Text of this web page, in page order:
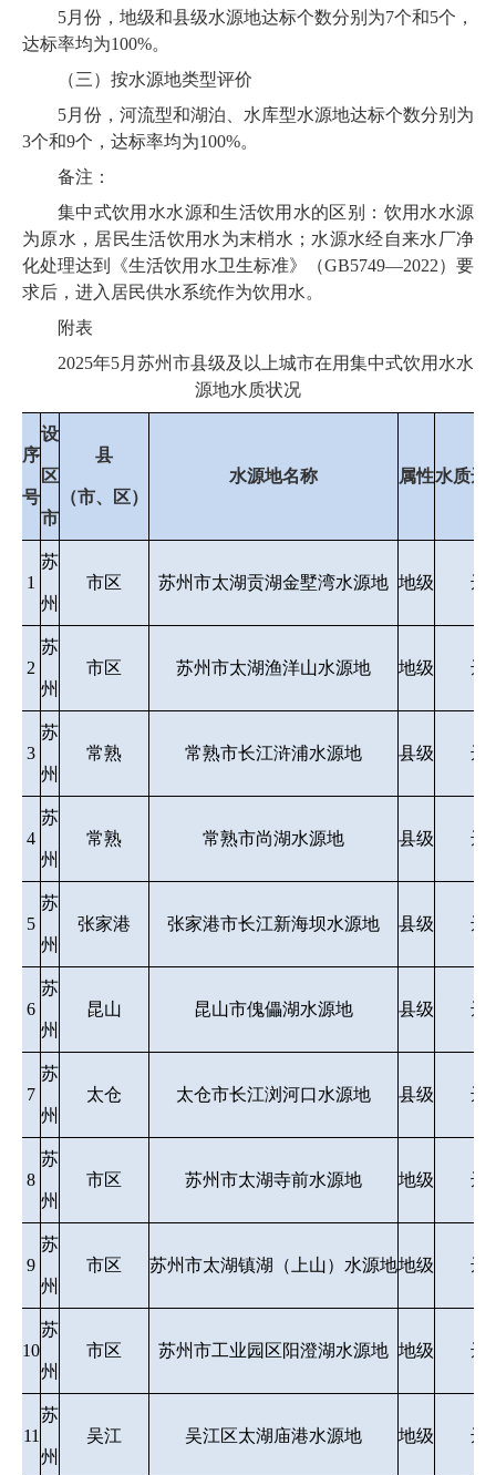
5月份，地级和县级水源地达标个数分别为7个和5个，
达标率均为100%。
（三）按水源地类型评价
5月份，河流型和湖泊、水库型水源地达标个数分别为
3个和9个，达标率均为100%。
备注：
集中式饮用水水源和生活饮用水的区别：饮用水水源
为原水，居民生活饮用水为末梢水；水源水经自来水厂净
化处理达到《生活饮用水卫生标准》（GB5749—2022）要
求后，进入居民供水系统作为饮用水。
附表
2025年5月苏州市县级及以上城市在用集中式饮用水水
源地水质状况
序
号
设
区
市
县
（市、区）
水源地名称 属性水质达
1
苏
州
市区 苏州市太湖贡湖金墅湾水源地 地级 达
2
苏
州
市区 苏州市太湖渔洋山水源地 地级 达
3
苏
州
常熟 常熟市长江浒浦水源地 县级 达
4
苏
州
常熟 常熟市尚湖水源地 县级 达
5
苏
州
张家港 张家港市长江新海坝水源地 县级 达
6
苏
州
昆山 昆山市傀儡湖水源地 县级 达
7
苏
州
太仓 太仓市长江浏河口水源地 县级 达
8
苏
州
市区 苏州市太湖寺前水源地 地级 达
9
苏
州
市区 苏州市太湖镇湖（上山）水源地地级 达
10
苏
州
市区 苏州市工业园区阳澄湖水源地 地级 达
11
苏
州
吴江 吴江区太湖庙港水源地 地级 达